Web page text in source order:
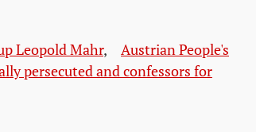
Leopold Mahr, Austrian People's
persecuted and confessors for